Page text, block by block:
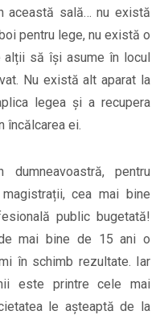
această sală… nu există
pentru lege, nu există o
alții să își asume în locul
Nu există alt aparat la
legea și a recupera
încălcarea ei.
pentru
cea mai bine
public bugetată!
mai bine de 15 ani o
în schimb rezultate. Iar
este printre cele mai
le așteaptă de la